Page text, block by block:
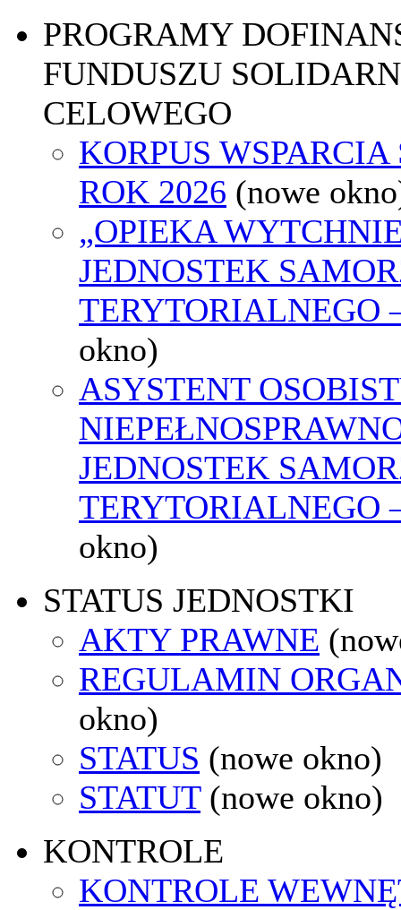
PROGRAMY
FUNDUSZU
CELOWEGO
KORPUS
ROK 2026 (nowe
„OPIEKA
JEDNOSTEK
TERYTORIALNEGO
okno)
ASYSTENT
JEDNOSTEK
TERYTORIALNEGO
okno)
STATUS JEDNOSTKI
AKTY PRAWNE
REGULAMIN
okno)
STATUS (nowe okno)
STATUT (nowe okno)
KONTROLE
KONTROLE